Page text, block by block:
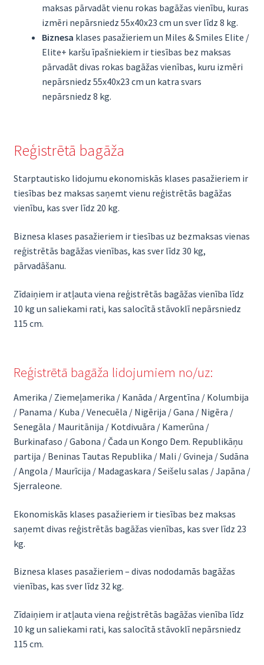
maksas pārvadāt vienu rokas bagāžas vienību, kuras
izmēri nepārsniedz 55x40x23 cm un sver līdz 8 kg.
Biznesa klases pasažieriem un Miles & Smiles Elite /
Elite+ karšu īpašniekiem ir tiesības bez maksas
pārvadāt divas rokas bagāžas vienības, kuru izmēri
nepārsniedz 55x40x23 cm un katra svars
nepārsniedz 8 kg.
Reģistrētā bagāža
Starptautisko lidojumu ekonomiskās klases pasažieriem ir
tiesības bez maksas saņemt vienu reģistrētās bagāžas
vienību, kas sver līdz 20 kg.
Biznesa klases pasažieriem ir tiesības uz bezmaksas vienas
reģistrētās bagāžas vienības, kas sver līdz 30 kg,
pārvadāšanu.
Zīdaiņiem ir atļauta viena reģistrētās bagāžas vienība līdz
10 kg un saliekami rati, kas salocītā stāvoklī nepārsniedz
115 cm.
Reģistrētā bagāža lidojumiem no/uz:
Amerika / Ziemeļamerika / Kanāda / Argentīna / Kolumbija
/ Panama / Kuba / Venecuēla / Nigērija / Gana / Nigēra /
Senegāla / Mauritānija / Kotdivuāra / Kamerūna /
Burkinafaso / Gabona / Čada un Kongo Dem. Republikāņu
partija / Beninas Tautas Republika / Mali / Gvineja / Sudāna
/ Angola / Maurīcija / Madagaskara / Seišelu salas / Japāna /
Sjerraleone.
Ekonomiskās klases pasažieriem ir tiesības bez maksas
saņemt divas reģistrētās bagāžas vienības, kas sver līdz 23
kg.
Biznesa klases pasažieriem – divas nododamās bagāžas
vienības, kas sver līdz 32 kg.
Zīdaiņiem ir atļauta viena reģistrētās bagāžas vienība līdz
10 kg un saliekami rati, kas salocītā stāvoklī nepārsniedz
115 cm.